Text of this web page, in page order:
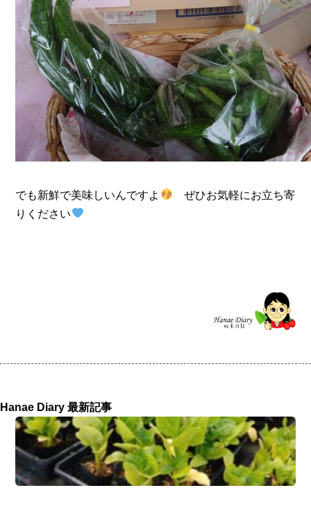
でも新鮮で美味しいんですよ
ぜひお気軽にお立ち寄
りください
Hanae Diary 最新記事